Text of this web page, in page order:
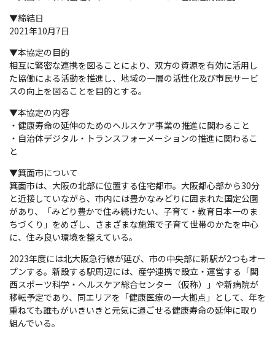
▼締結日
2021年10月7日
▼本協定の目的
相互に緊密な連携を図ることにより、双方の資源を有効に活用し
た協働による活動を推進し、地域の一層の活性化及び市民サービ
スの向上を図ることを目的とする。
▼本協定の内容
・健康寿命の延伸のためのヘルスケア事業の推進に関わること
・自治体デジタル・トランスフォーメーションの推進に関わるこ
と
▼箕面市について
箕面市は、大阪の北部に位置する住宅都市。大阪都心部から30分
と近接していながら、市内には豊かなみどりに囲まれた国定公園
があり、「みどり豊かで住み続けたい、子育て・教育日本一のま
ちづくり」をめざし、さまざまな施策で子育て世帯のかたを中心
に、住み良い環境を整えている。
2023年度には北大阪急行線が延び、市の中央部に新駅が2つもオー
プンする。新設する駅周辺には、産学連携で設立・運営する「関
西スポーツ科学・ヘルスケア総合センター（仮称）」や新病院が
移転予定であり、同エリアを「健康医療の一大拠点」として、年を
重ねても誰もがいきいきと元気に過ごせる健康寿命の延伸に取り
組んでいる。